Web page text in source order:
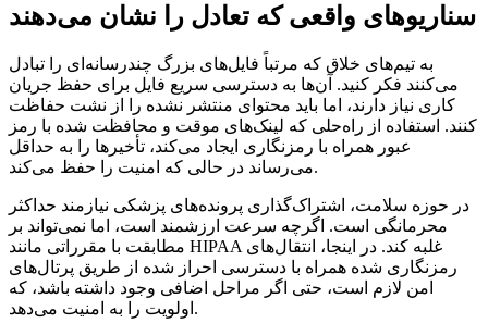
سناریوهای واقعی که تعادل را نشان می‌دهند
به تیم‌های خلاق که مرتباً فایل‌های بزرگ چندرسانه‌ای را تبادل
می‌کنند فکر کنید. آن‌ها به دسترسی سریع فایل برای حفظ جریان
کاری نیاز دارند، اما باید محتوای منتشر نشده را از نشت حفاظت
کنند. استفاده از راه‌حلی که لینک‌های موقت و محافظت شده با رمز
عبور همراه با رمزنگاری ایجاد می‌کند، تأخیرها را به حداقل
می‌رساند در حالی که امنیت را حفظ می‌کند.
در حوزه سلامت، اشتراک‌گذاری پرونده‌های پزشکی نیازمند حداکثر
محرمانگی است. اگرچه سرعت ارزشمند است، اما نمی‌تواند بر
مطابقت با مقرراتی مانند HIPAA غلبه کند. در اینجا، انتقال‌های
رمزنگاری شده همراه با دسترسی احراز شده از طریق پرتال‌های
امن لازم است، حتی اگر مراحل اضافی وجود داشته باشد، که
اولویت را به امنیت می‌دهد.